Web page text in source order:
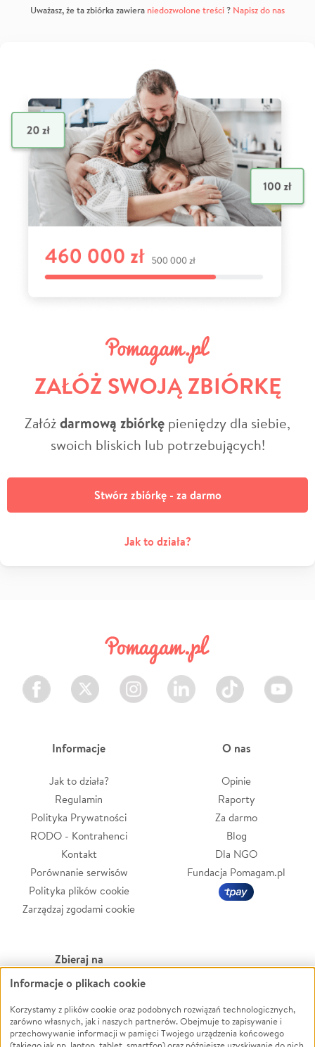
Uważasz, że ta zbiórka zawiera niedozwolone treści? Napisz do nas
ZAŁÓŻ SWOJĄ ZBIÓRKĘ
Załóżdarmową zbiórkę pieniędzy dla siebie,
swoich bliskich lub potrzebujących!
Stwórz zbiórkę - za darmo
Jak to działa?
Facebook Twitter Instagram LinkedIn TikTok Youtube
Informacje
Jak to działa?
Regulamin
Polityka Prywatności
RODO - Kontrahenci
Kontakt
Porównanie serwisów
Polityka plików cookie
Zarządzaj zgodami cookie
O nas
Opinie
Raporty
Za darmo
Blog
Dla NGO
Fundacja Pomagam.pl
Zbieraj na
Leczenie
Zwierzęta
Pożar
Powódź
Wichura
Informacje o plikach cookie
Korzystamy z plików cookie oraz podobnych rozwiązań technologicznych,
zarówno własnych, jak i naszych partnerów. Obejmuje to zapisywanie i
przechowywanie informacji w pamięci Twojego urządzenia końcowego